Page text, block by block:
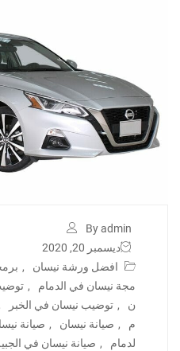
By admin
ديسمبر 20, 2020
افضل ورشة نيسان
,
مجة نيسان في الدمام
,
ن
, توضيب نيسان في الخبر
م
, صيانة نيسان , صيانة
لدمام
, صيانة نيسان في